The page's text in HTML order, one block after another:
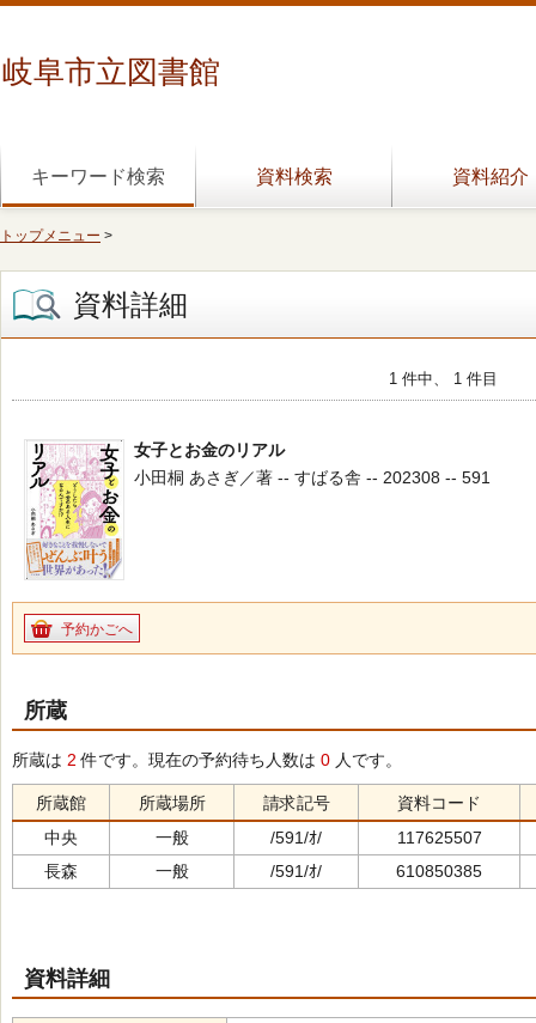
岐阜市立図書館
キーワード検索 資料検索 資料紹介
トップメニュー >
資料詳細
1 件中、 1 件目
女子とお金のリアル
小田桐 あさぎ／著 -- すばる舎 -- 202308 -- 591
予約かごへ
所蔵
所蔵は 2 件です。現在の予約待ち人数は 0 人です。
所蔵館 所蔵場所 請求記号
資料コード
中央
一般 /591/ｵ/
117625507
長森
一般 /591/ｵ/ 610850385
資料詳細